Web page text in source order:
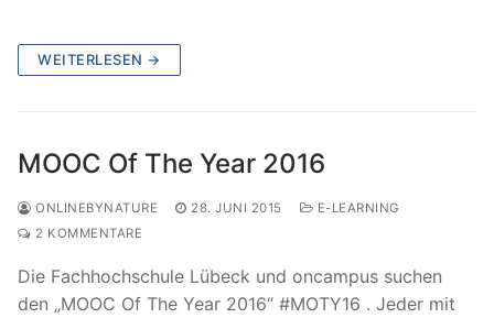
WEITERLESEN →
MOOC Of The Year 2016
ONLINEBYNATURE 28. JUNI 2015
E-LEARNING
2 KOMMENTARE
Die Fachhochschule Lübeck und oncampus suchen
den „MOOC Of The Year 2016“ #MOTY16 . Jeder mit